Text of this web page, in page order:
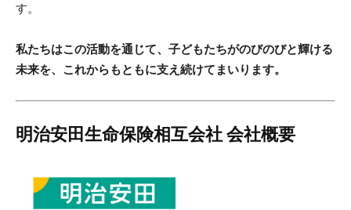
す。
私たちはこの活動を通じて、子どもたちがのびのびと輝ける
未来を、これからもともに支え続けてまいります。
明治安田生命保険相互会社 会社概要